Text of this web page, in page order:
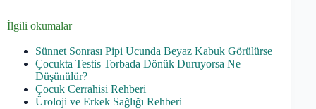
İlgili okumalar
Sünnet Sonrası Pipi Ucunda Beyaz Kabuk Görülürse
Çocukta Testis Torbada Dönük Duruyorsa Ne
Düşünülür?
Çocuk Cerrahisi Rehberi
Üroloji ve Erkek Sağlığı Rehberi